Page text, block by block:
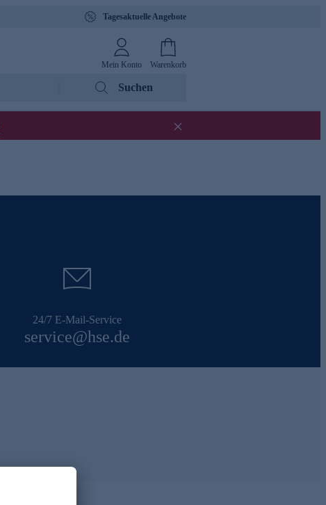
Tagesaktuelle Angebote
Mein Konto Warenkorb
Suchen
24/7 E-Mail-Service
service@hse.de